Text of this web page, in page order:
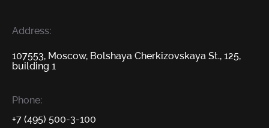
Address:
107553, Moscow, Bolshaya Cherkizovskaya St., 125,
building 1
Phone:
+7 (495) 500-3-100